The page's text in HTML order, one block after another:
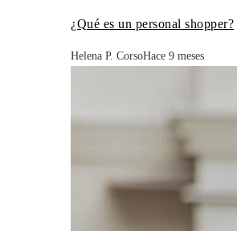
¿Qué es un personal shopper?
Helena P. CorsoHace 9 meses